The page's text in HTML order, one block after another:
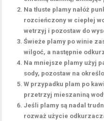
Na tłuste plamy nałóż
rozcieńczony w ciepłej
wetrzyj i pozostaw do
Świeże plamy po winie
wilgoć, a następnie
Na mniejsze plamy użyj
sody, pozostaw na
W przypadku plam po
przetrzyj mieszaniną
Jeśli plamy są nadal
rozważ użycie